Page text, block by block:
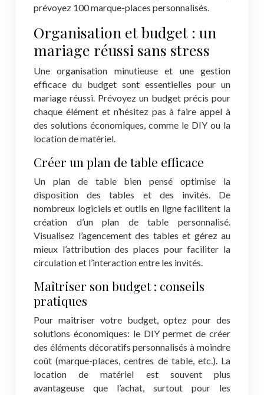
prévoyez 100 marque-places personnalisés.
Organisation et budget : un
mariage réussi sans stress
Une organisation minutieuse et une gestion
efficace du budget sont essentielles pour un
mariage réussi. Prévoyez un budget précis pour
chaque élément et n’hésitez pas à faire appel à
des solutions économiques, comme le DIY ou la
location de matériel.
Créer un plan de table efficace
Un plan de table bien pensé optimise la
disposition des tables et des invités. De
nombreux logiciels et outils en ligne facilitent la
création d’un plan de table personnalisé.
Visualisez l’agencement des tables et gérez au
mieux l’attribution des places pour faciliter la
circulation et l’interaction entre les invités.
Maîtriser son budget : conseils
pratiques
Pour maîtriser votre budget, optez pour des
solutions économiques: le DIY permet de créer
des éléments décoratifs personnalisés à moindre
coût (marque-places, centres de table, etc.). La
location de matériel est souvent plus
avantageuse que l’achat, surtout pour les